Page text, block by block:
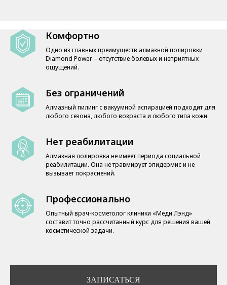
Комфортно
Одно из главных преимуществ алмазной полировки
Diamond Power – отсутствие болевых и неприятных
ощущений.
Без ограничений
Алмазный пилинг с вакуумной аспирацией подходит для
любого сезона, любого возраста и любого типа кожи.
Нет реабилитации
Алмазная полировка не имеет периода социальной
реабилитации. Она не травмирует эпидермис и не
вызывает покраснений.
Профессионально
Опытный врач-косметолог клиники «Меди Лэнд»
составит точно рассчитанный курс для решения вашей
косметической задачи.
ЗАПИСАТЬСЯ